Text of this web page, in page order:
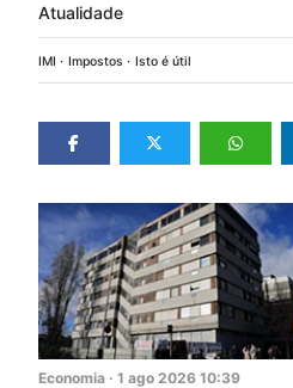
Atualidade
IMI Impostos Isto é útil
Economia · 1 ago 2026 10:39